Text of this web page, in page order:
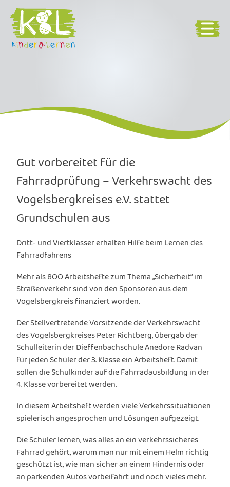
Gut vorbereitet für die
Fahrradprüfung – Verkehrswacht des
Vogelsbergkreises e.V. stattet
Grundschulen aus
Dritt- und Viertklässer erhalten Hilfe beim Lernen des
Fahrradfahrens
Mehr als 8OO Arbeitshefte zum Thema „Sicherheit“ im
Straßenverkehr sind von den Sponsoren aus dem
Vogelsbergkreis finanziert worden.
Der Stellvertretende Vorsitzende der Verkehrswacht
des Vogelsbergkreises Peter Richtberg, übergab der
Schulleiterin der Dieffenbachschule Anedore Radvan
für jeden Schüler der 3. Klasse ein Arbeitsheft. Damit
sollen die Schulkinder auf die Fahrradausbildung in der
4. Klasse vorbereitet werden.
In diesem Arbeitsheft werden viele Verkehrssituationen
spielerisch angesprochen und Lösungen aufgezeigt.
Die Schüler lernen, was alles an ein verkehrssicheres
Fahrrad gehört, warum man nur mit einem Helm richtig
geschützt ist, wie man sicher an einem Hindernis oder
an parkenden Autos vorbeifährt und noch vieles mehr.